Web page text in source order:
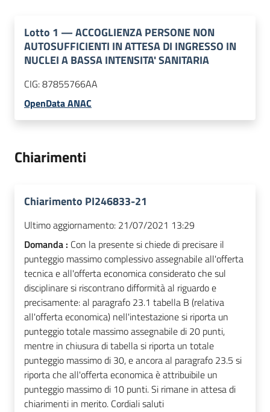
Lotto 1 —ACCOGLIENZA PERSONE NON
AUTOSUFFICIENTI IN ATTESA DI INGRESSO IN
NUCLEI A BASSA INTENSITA' SANITARIA
CIG:87855766AA
OpenData ANAC
Chiarimenti
Chiarimento PI246833-21
Ultimo aggiornamento: 21/07/2021 13:29
Domanda : Con la presente si chiede di precisare il
punteggio massimo complessivo assegnabile all'offerta
tecnica e all'offerta economica considerato che sul
disciplinare si riscontrano difformità al riguardo e
precisamente: al paragrafo 23.1 tabella B (relativa
all'offerta economica) nell'intestazione si riporta un
punteggio totale massimo assegnabile di 20 punti,
mentre in chiusura di tabella si riporta un totale
punteggio massimo di 30, e ancora al paragrafo 23.5 si
riporta che all'offerta economica è attribuibile un
punteggio massimo di 10 punti. Si rimane in attesa di
chiarimenti in merito. Cordiali saluti